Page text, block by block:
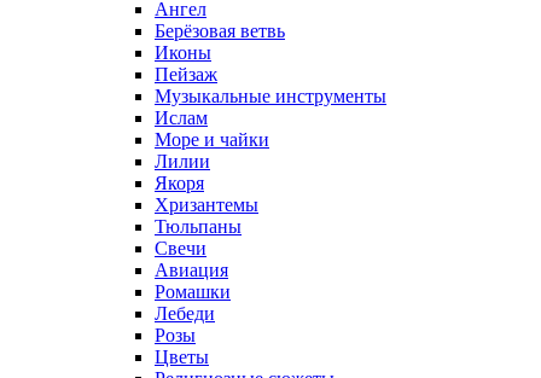
Ангел
Берёзовая ветвь
Иконы
Пейзаж
Музыкальные инструменты
Ислам
Море и чайки
Лилии
Якоря
Хризантемы
Тюльпаны
Свечи
Авиация
Ромашки
Лебеди
Розы
Цветы